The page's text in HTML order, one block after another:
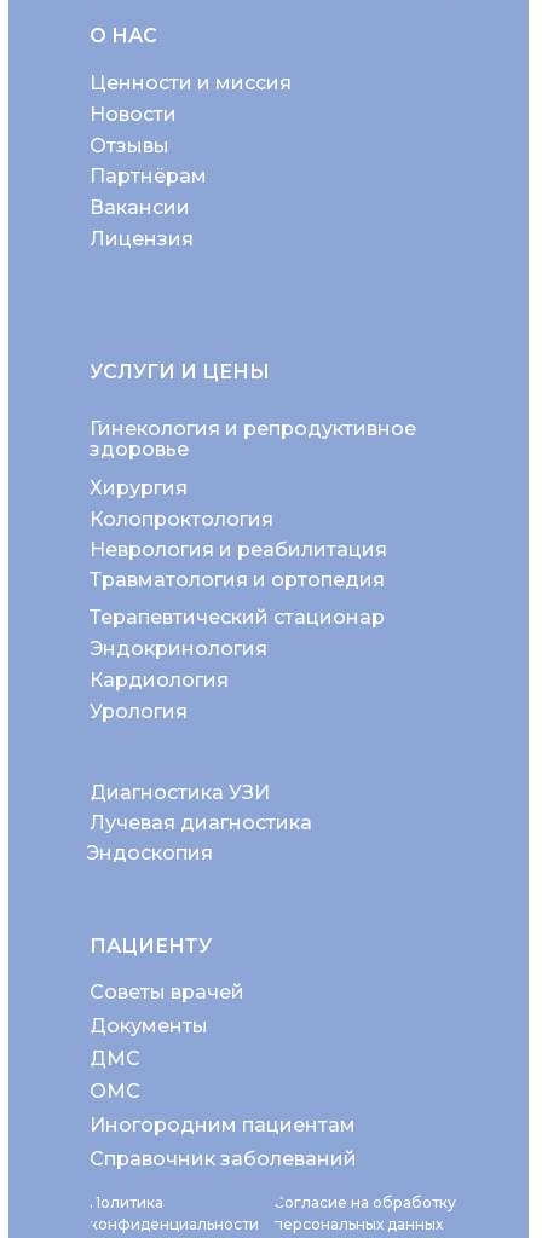
О НАС
Политика
конфиденциальности
Согласие на обработку
персональных данных
Ценности и миссия
Новости
Отзывы
Партнёрам
Вакансии
Лицензия
Неврология и реабилитация
Колопроктология
Хирургия
Гинекология и репродуктивное
здоровье
Диагностика УЗИ
Эндоскопия
Травматология и ортопедия
Эндокринология
Терапевтический стационар
Кардиология
Урология
Лучевая диагностика
УСЛУГИ И ЦЕНЫ
ПАЦИЕНТУ
Советы врачей
ОМС
Документы
ДМС
Иногородним пациентам
Справочник заболеваний